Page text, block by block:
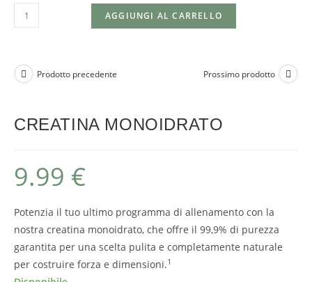
AGGIUNGI AL CARRELLO
Prodotto precedente Prossimo prodotto
CREATINA MONOIDRATO
9.99 €
Potenzia il tuo ultimo programma di allenamento con la
nostra creatina monoidrato, che offre il 99,9% di purezza
garantita per una scelta pulita e completamente naturale
per costruire forza e dimensioni.1